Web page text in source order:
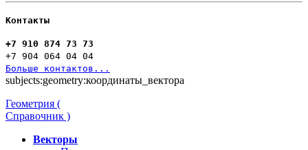
Контакты
+7 910 874 73 73
+7 904 064 04 04
Больше контактов...
subjects:geometry:координаты_вектора
Геометрия (
Справочник )
Векторы